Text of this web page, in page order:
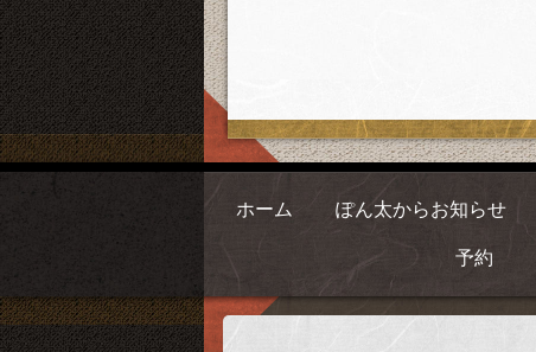
ホーム ぽん太からお知らせ
予約